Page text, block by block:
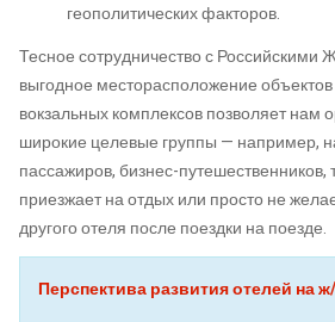
геополитических факторов.
Тесное сотрудничество с
выгодное месторасположение
вокзальных комплексов позволяет нам
широкие целевые группы — например,
пассажиров, бизнес-путешественников,
приезжает на отдых или просто не
другого отеля после поездки на поезде.
Перспектива развития отелей на